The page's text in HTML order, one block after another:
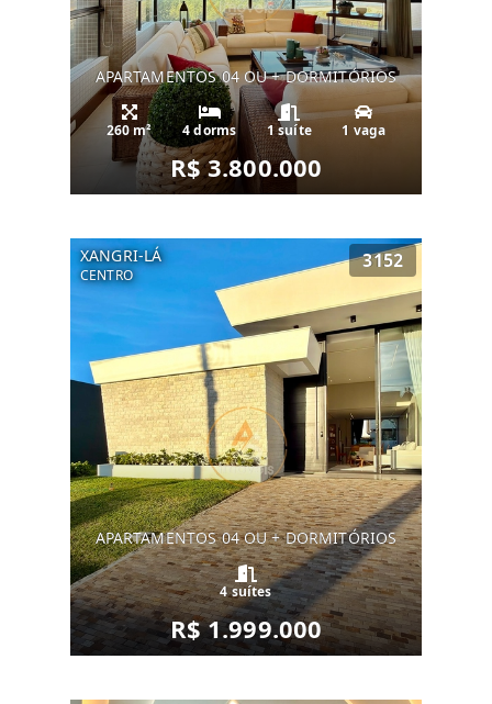
APARTAMENTOS 04 OU + DORMITÓRIOS
260 m² 4 dorms 1 suíte 1 vaga
R$ 3.800.000
XANGRI-LÁ
CENTRO
3152
APARTAMENTOS 04 OU + DORMITÓRIOS
4 suítes
R$ 1.999.000